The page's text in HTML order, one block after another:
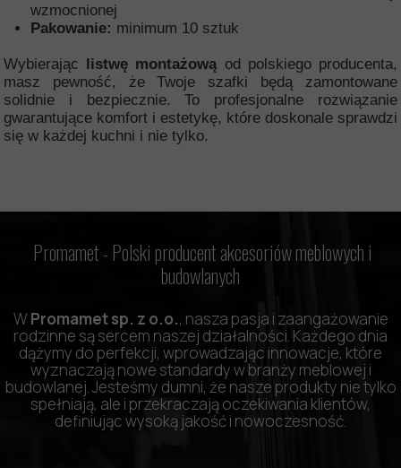
wzmocnionej
Pakowanie: minimum 10 sztuk
Wybierając listwę montażowąod polskiego producenta,
masz pewność, że Twoje szafki będą zamontowane
solidnie i bezpiecznie. To profesjonalne rozwiązanie
gwarantujące komfort i estetykę, które doskonale sprawdzi
się w każdej kuchni i nie tylko.
W Promamet sp. z o.o., nasza pasja i zaangażowanie
rodzinne są sercem naszej działalności. Każdego dnia
dążymy do perfekcji, wprowadzając innowacje, które
wyznaczają nowe standardy w branży meblowej i
budowlanej. Jesteśmy dumni, że nasze produkty nie tylko
spełniają, ale i przekraczają oczekiwania klientów,
definiując wysoką jakość i nowoczesność.
Promamet -Polski producent akcesoriów meblowych i
budowlanych